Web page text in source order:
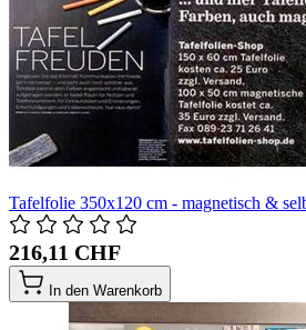
Tafelfolie 350x120 cm - magnetisch &
216,11 CHF
In den Warenkorb